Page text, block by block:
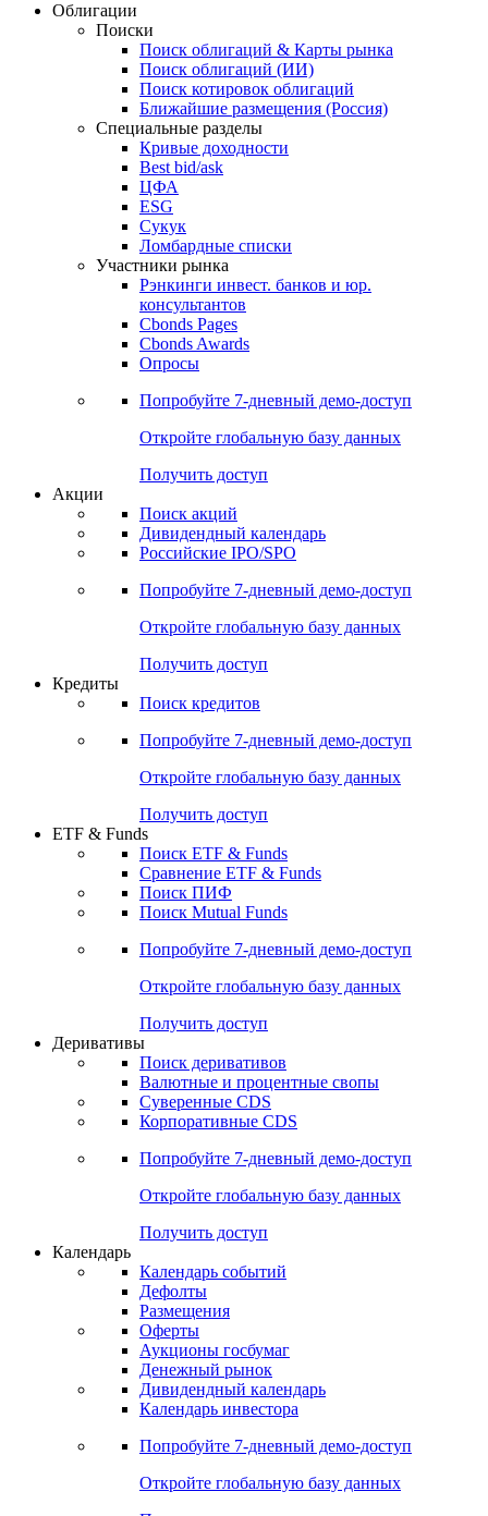
Cbonds Review
ежеквартальный аналитический журнал
Облигации
Поиски
Поиск облигаций & Карты рынка
Поиск облигаций (ИИ)
Поиск котировок облигаций
Ближайшие размещения (Россия)
Специальные разделы
Кривые доходности
Best bid/ask
ЦФА
ESG
Сукук
Ломбардные списки
Участники рынка
Рэнкинги инвест. банков и юр.
Cbonds Pages
Опросы
Попробуйте7-дневный
Откройте глобальную базу данных
Получить доступ
Поиск акций
Российские IPO/SPO
Попробуйте7-дневный
Откройте глобальную базу данных
Получить доступ
Поиск кредитов
Попробуйте7-дневный
Откройте глобальную базу данных
Получить доступ
ETF & Funds
Сравнение ETF & Funds
Поиск Mutual Funds
Попробуйте7-дневный
Откройте глобальную базу данных
Получить доступ
Деривативы
Валютные и процентные свопы
Корпоративные CDS
Попробуйте7-дневный
Откройте глобальную базу данных
Получить доступ
Календарь
Календарь событий
Дефолты
Размещения
Оферты
Денежный рынок
Календарь инвестора